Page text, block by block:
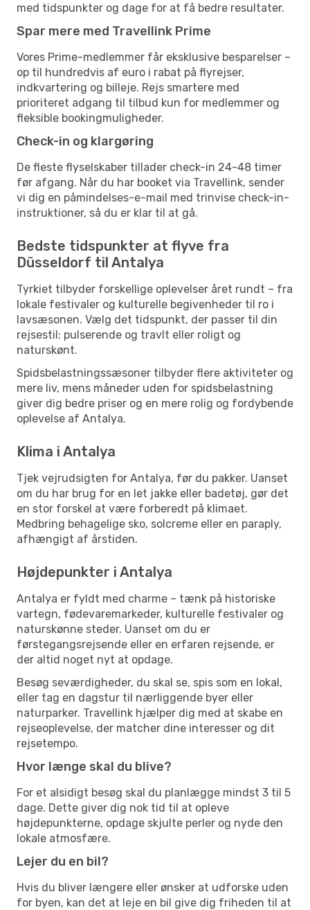
med tidspunkter og dage for at få bedre resultater.
Spar mere med Travellink Prime
Vores Prime-medlemmer får eksklusive besparelser –
op til hundredvis af euro i rabat på flyrejser,
indkvartering og billeje. Rejs smartere med
prioriteret adgang til tilbud kun for medlemmer og
fleksible bookingmuligheder.
Check-in og klargøring
De fleste flyselskaber tillader check-in 24-48 timer
før afgang. Når du har booket via Travellink, sender
vi dig en påmindelses-e-mail med trinvise check-in-
instruktioner, så du er klar til at gå.
Bedste tidspunkter at flyve fra
Düsseldorf til Antalya
Tyrkiet tilbyder forskellige oplevelser året rundt – fra
lokale festivaler og kulturelle begivenheder til ro i
lavsæsonen. Vælg det tidspunkt, der passer til din
rejsestil: pulserende og travlt eller roligt og
naturskønt.
Spidsbelastningssæsoner tilbyder flere aktiviteter og
mere liv, mens måneder uden for spidsbelastning
giver dig bedre priser og en mere rolig og fordybende
oplevelse af Antalya.
Klima i Antalya
Tjek vejrudsigten for Antalya, før du pakker. Uanset
om du har brug for en let jakke eller badetøj, gør det
en stor forskel at være forberedt på klimaet.
Medbring behagelige sko, solcreme eller en paraply,
afhængigt af årstiden.
Højdepunkter i Antalya
Antalya er fyldt med charme – tænk på historiske
vartegn, fødevaremarkeder, kulturelle festivaler og
naturskønne steder. Uanset om du er
førstegangsrejsende eller en erfaren rejsende, er
der altid noget nyt at opdage.
Besøg seværdigheder, du skal se, spis som en lokal,
eller tag en dagstur til nærliggende byer eller
naturparker. Travellink hjælper dig med at skabe en
rejseoplevelse, der matcher dine interesser og dit
rejsetempo.
Hvor længe skal du blive?
For et alsidigt besøg skal du planlægge mindst 3 til 5
dage. Dette giver dig nok tid til at opleve
højdepunkterne, opdage skjulte perler og nyde den
lokale atmosfære.
Lejer du en bil?
Hvis du bliver længere eller ønsker at udforske uden
for byen, kan det at leje en bil give dig friheden til at